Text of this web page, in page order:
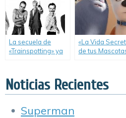
La secuela de
«Trainspotting» ya
«La Vida
de tus
Noticias Recientes
Superman